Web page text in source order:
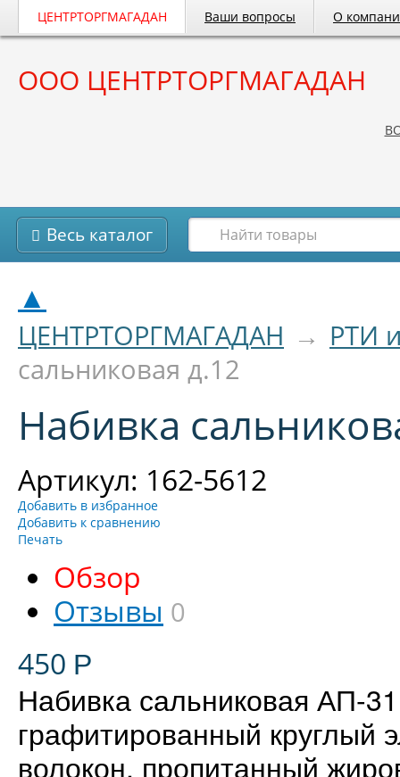
ЦЕНТРТОРГМАГАДАН Ваши вопросы О
ООО ЦЕНТРТОРГМАГАДАН
Весь каталог
▲
ЦЕНТРТОРГМАГАДАН → РТИ
сальниковая д.12
Набивка
Артикул: 162-5612
Добавить в избранное
Добавить к сравнению
Печать
Обзор
Отзывы 0
450 Р
Набивка сальниковая АП-
графитированный круглый
волокон, пропитанный